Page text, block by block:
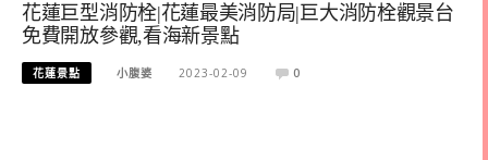
花蓮巨型消防栓|花蓮最美消防局|巨大消防栓觀景台
免費開放參觀,看海新景點
花蓮景點 小腹婆 2023-02-09 0